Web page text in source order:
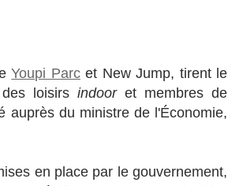
Youpi Parcet New Jump, tirent le
des loisirsindooret membres de
auprès du ministre de l'Économie,
en place par le gouvernement,